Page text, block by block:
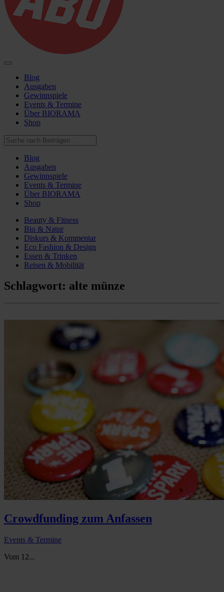
Blog
Ausgaben
Gewinnspiele
Events & Termine
Über BIORAMA
Shop
Blog
Ausgaben
Gewinnspiele
Events & Termine
Über BIORAMA
Shop
Beauty & Fitness
Bio & Natur
Diskurs & Kommentar
Eco Fashion & Design
Essen & Trinken
Reisen & Mobilität
Schlagwort: alte münze
Crowdfunding zum Anfassen
Events & Termine
Vom 12...